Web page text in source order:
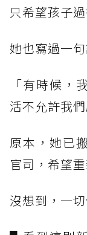
只希望孩子
她也寫過一
「有時候，
活不允許我們
原本，她已
官司，希望
沒想到，一